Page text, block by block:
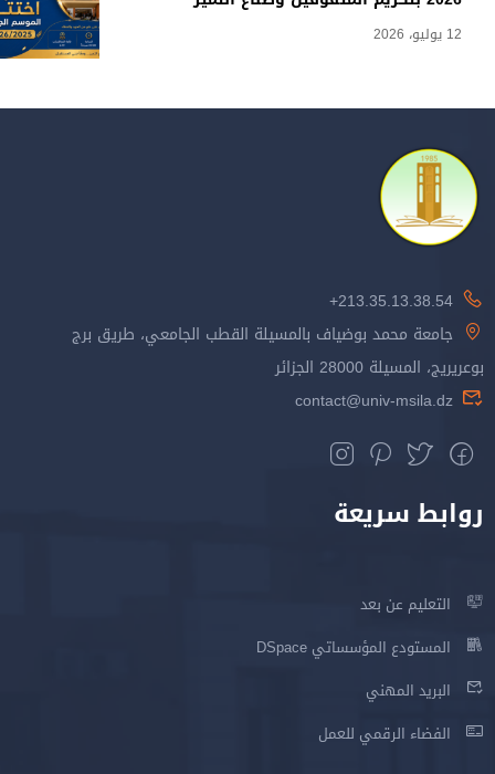
12 يوليو، 2026
213.35.13.38.54+
جامعة محمد بوضياف بالمسيلة القطب الجامعي، طريق برج
بوعريريج، المسيلة 28000 الجزائر
contact@univ-msila.dz
روابط سريعة
التعليم عن بعد
المستودع المؤسساتي DSpace
البريد المهني
الفضاء الرقمي للعمل